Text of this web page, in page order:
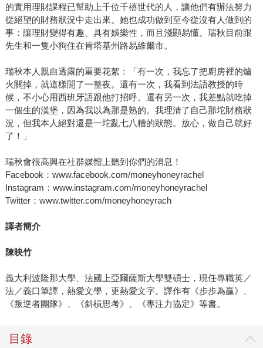
的實用理財課程已幫助上千位千禧世代的人，讓他們有辦法努力
從絕望的財務狀況中走出來。她也成功做到至今從沒有人做到的
事：讓理財變得有趣、具有娛樂性，而且淺顯易懂。瑞秋目前跟
先生和一隻小狗住在肯塔基州路易維爾市。
瑞秋本人親自透露的重要花絮：「有一次，我忘了把廚房裡的爐
火關掉，就這樣開了一整夜。還有一次，我看到法語教授的時
候，不小心用西班牙語跟他打招呼。還有另一次，我差點就吃掉
一個生的漢堡，因為我以為那是熟的。我理清了自己那坨財務狀
況，但我本人絕對還是一坨亂七八糟的狀態。放心，做自己就好
了！」
瑞秋會很高興在社群媒體上聽到你們的消息！
Facebook：www.facebook.com/moneyhoneyrachel
Instagram：www.instagram.com/moneyhoneyrachel
Twitter：www.twitter.com/moneyhoneyrach
譯者簡介
陳映竹
義大利波隆那大學、法國上亞爾薩斯大學雙碩士，現任專職英／
法／義口筆譯，熱愛文學，更熱愛文字。譯作有《步步為贏》、
《叛逆者團隊》、《斜槓思考》、《專注力協定》等書。
目錄